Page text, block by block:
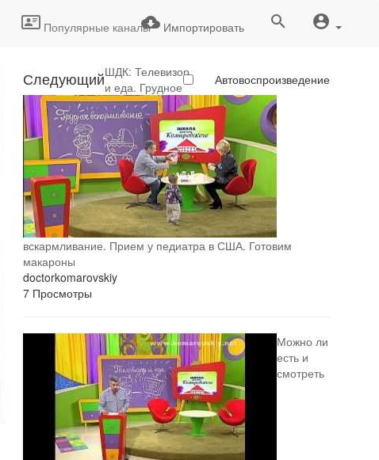
Импортировать
Популярные каналы
Следующий Автовоспроизведение
ШДК: Телевизор
и еда. Грудное
вскармливание. Прием у педиатра в США. Готовим
макароны
doctorkomarovskiy
7 Просмотры
Можно ли
есть и
смотреть